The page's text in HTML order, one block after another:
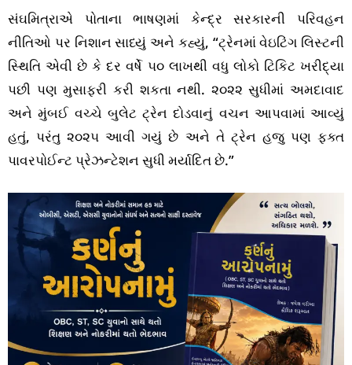
સંઘમિત્રાએ પોતાના ભાષણમાં કેન્દ્ર સરકારની પરિવહન
નીતિઓ પર નિશાન સાધ્યું અને કહ્યું, “ટ્રેનમાં વેઇટિંગ લિસ્ટની
સ્થિતિ એવી છે કે દર વર્ષે ૫૦ લાખથી વધુ લોકો ટિકિટ ખરીદ્યા
પછી પણ મુસાફરી કરી શકતા નથી. ૨૦૨૨ સુધીમાં અમદાવાદ
અને મુંબઈ વચ્ચે બુલેટ ટ્રેન દોડવાનું વચન આપવામાં આવ્યું
હતું, પરંતુ ૨૦૨૫ આવી ગયું છે અને તે ટ્રેન હજુ પણ ફક્ત
પાવરપોઈન્ટ પ્રેઝન્ટેશન સુધી મર્યાદિત છે.”